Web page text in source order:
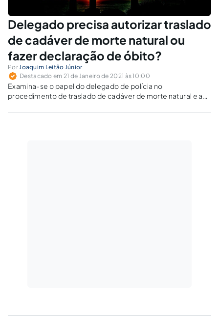
Delegado precisa autorizar traslado
de cadáver de morte natural ou
fazer declaração de óbito?
Por Joaquim Leitão Júnior
Destacado em 21 de Janeiro de 2021 às 10:00
Examina-se o papel do delegado de polícia no
procedimento de traslado de cadáver de morte natural e a
sepultamento.